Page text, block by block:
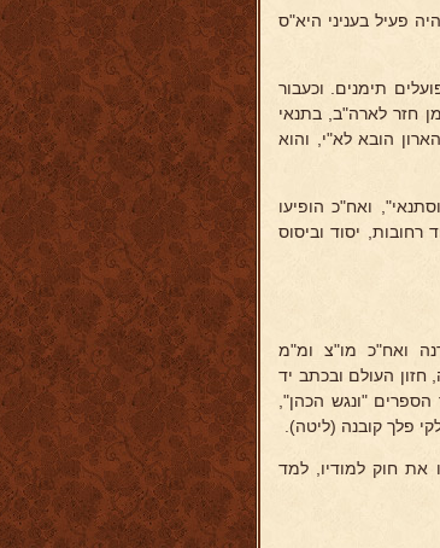
בשנת 1921 ארגן באנגליה ובארצות הברית הפצת תוצרת "בצלאל". בשנים 1925-1923 היה פעיל בעניני היא"ס
תימנים. וכעבור
חזר לארה"ב, בתנאי
הובא לא"י, והוא
ואח"כ הופיעו
יסוד וביסוס
ואח"כ מו"צ ומ"מ
העולם ובכתב יד
"ונגש הכהן",
את חוק למודיו, למד